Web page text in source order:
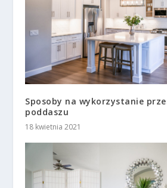
Sposoby na wykorzystanie
poddaszu
18 kwietnia 2021